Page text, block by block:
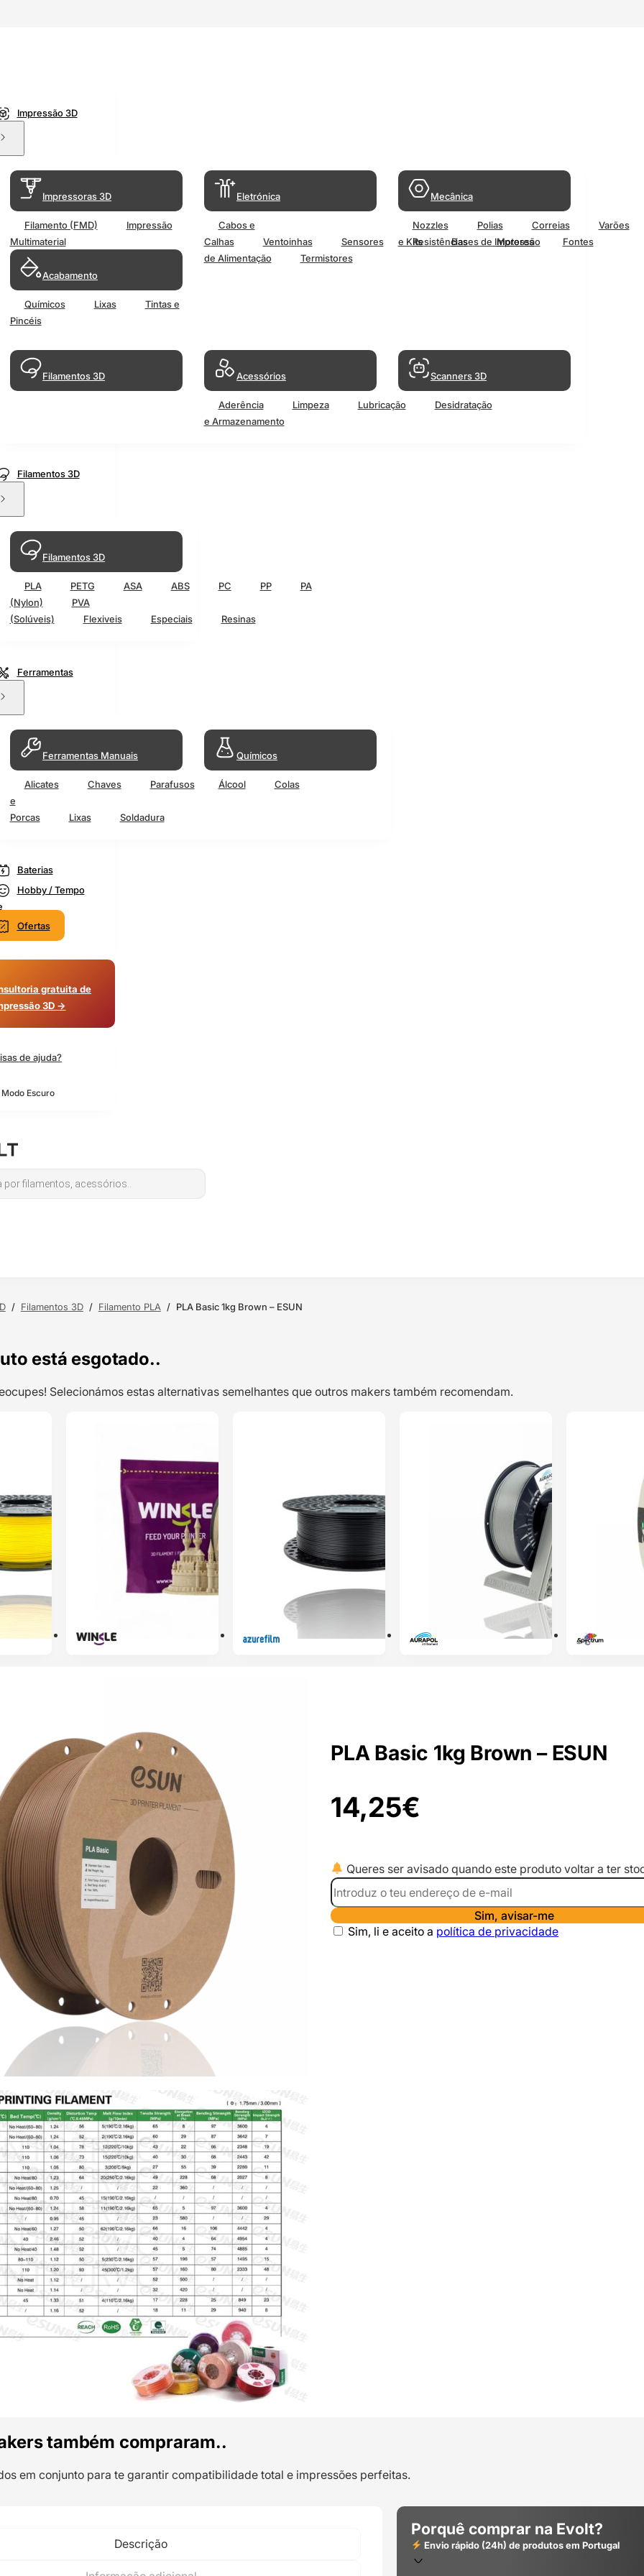
Impressão 3D
Impressoras 3D
Filamento (FMD)
Impressão
Multimaterial
Acabamento
Químicos Lixas
Tintas e
Pincéis
Eletrónica
Cabos e
Calhas
Ventoinhas Sensores Resistências Motores
Fontes
de Alimentação
Termistores
Mecânica
Nozzles Polias Correias
Varões
e Kits
Bases de Impressão
Filamentos 3D Acessórios
Aderência Limpeza Lubricação
Desidratação
e Armazenamento
Scanners 3D
Filamentos 3D
Filamentos 3D
PLA PETG ASA ABS PC PP
PA
(Nylon)
PVA
(Solúveis)
Flexiveis Especiais Resinas
Ferramentas
Ferramentas Manuais
Alicates Chaves
Parafusos
e
Porcas
Lixas Soldadura
Químicos
Álcool Colas
Baterias
Hobby / Tempo
Ofertas
gratuita de
3D →
de ajuda?
Escuro
/ Filamentos 3D / Filamento PLA / PLA Basic 1kg Brown – ESUN
está esgotado..
Selecionámos estas alternativas semelhantes que outros makers também recomendam.
Classificado
com5.00
em 5 com
base em
classificação
de cliente
17,05
Classificado
com5.00
em 5 com
base em
classificação
de cliente
15,29
Black –
Azurefilm
Classificado
com5.00
em 5 com
base em
classificação
de cliente
34,31
PLA Basic 1kg Brown – ESUN
14,25€
Queres ser avisado quando este produto voltar a ter
Sim, avisar-me
Sim, li e aceito a política de privacidade
também compraram..
em conjunto para te garantir compatibilidade total e impressões perfeitas.
Descrição
Porquê comprar na Evolt?
Envio rápido (24h) de produtos em Portugal